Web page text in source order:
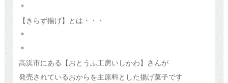
＊
【きらず揚げ】とは・・・
＊
＊
高浜市にある【おとうふ工房いしかわ】さんが
発売されているおからを主原料とした揚げ菓子です